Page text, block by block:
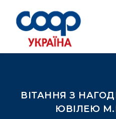
ВІТАННЯ З
ЮВІЛЕЮ